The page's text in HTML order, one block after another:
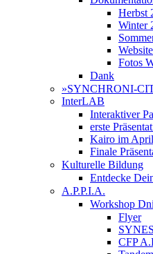
Herbst
Winter
Fotos
Dank
»SYNCHRONI-
InterLAB
Interaktiver
erste
Kairo im April
Finale
Kulturelle Bildung
Entdecke
A.P.P.I.A.
Workshop
Flyer
CFP